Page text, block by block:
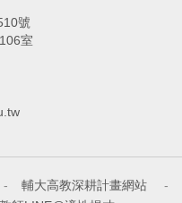
號
室
- 輔大高教深耕計畫網站
-